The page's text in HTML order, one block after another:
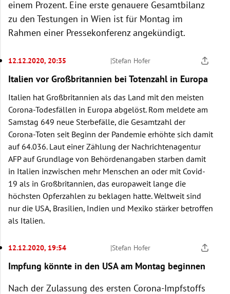
einem Prozent. Eine erste genauere Gesamtbilanz
zu den Testungen in Wien ist für Montag im
Rahmen einer Pressekonferenz angekündigt.
12.12.2020, 20:35 |Stefan Hofer
Italien vor Großbritannien bei Totenzahl in Europa
Italien hat Großbritannien als das Land mit den meisten
Corona-Todesfällen in Europa abgelöst. Rom meldete am
Samstag 649 neue Sterbefälle, die Gesamtzahl der
Corona-Toten seit Beginn der Pandemie erhöhte sich damit
auf 64.036. Laut einer Zählung der Nachrichtenagentur
AFP auf Grundlage von Behördenangaben starben damit
in Italien inzwischen mehr Menschen an oder mit Covid-
19 als in Großbritannien, das europaweit lange die
höchsten Opferzahlen zu beklagen hatte. Weltweit sind
nur die USA, Brasilien, Indien und Mexiko stärker betroffen
als Italien.
12.12.2020, 19:54 |Stefan Hofer
Impfung könnte in den USA am Montag beginnen
Nach der Zulassung des ersten Corona-Impfstoffs